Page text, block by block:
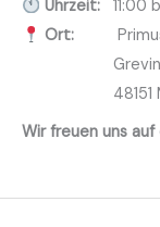
Uhrzeit:11:00
Ort:
48151
Wir freuen uns auf